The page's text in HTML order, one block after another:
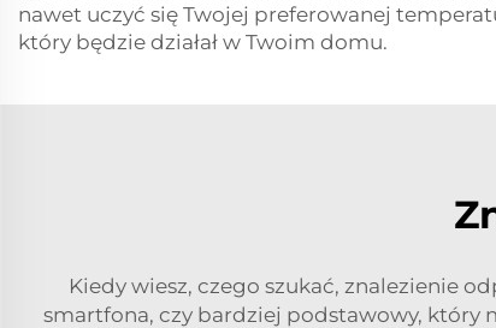
nawet uczyć się Twojej preferowanej
który będzie działał w Twoim domu.
Kiedy wiesz, czego szukać, znalezienie
smartfona, czy bardziej podstawowy, który